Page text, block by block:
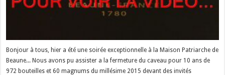
Bonjour à tous, hier a été une soirée exceptionnelle à la Maison Patriarche de
Beaune... Nous avons pu assister a la fermeture du caveau pour 10 ans de
972 bouteilles et 60 magnums du millésime 2015 devant des invités